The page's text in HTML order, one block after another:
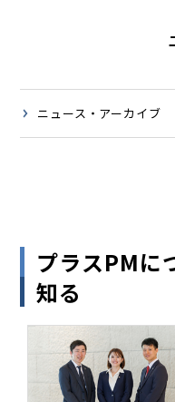
ニュース・アーカイブ
プラスPMに
知る